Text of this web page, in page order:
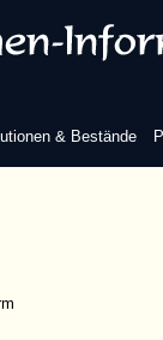
& Bestände